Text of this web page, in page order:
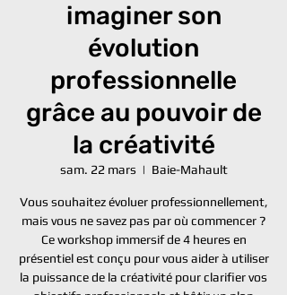
imaginer son
évolution
professionnelle
grâce au pouvoir de
la créativité
sam. 22 mars
  |
Baie-Mahault
Vous souhaitez évoluer professionnellement,
mais vous ne savez pas par où commencer ?
Ce workshop immersif de 4 heures en
présentiel est conçu pour vous aider à utiliser
la puissance de la créativité pour clarifier vos